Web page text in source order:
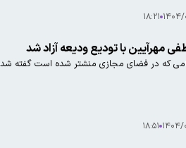
۰۷ ۱۸:۲۱
مهرآیین با تودیع ودیعه آزاد شد
که در فضای مجازی منشتر شده است گفته
۳۱ ۱۸:۵۱